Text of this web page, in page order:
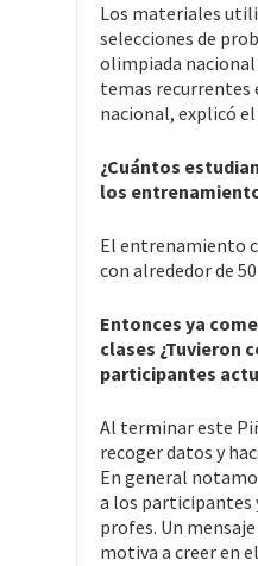
Los materiales
selecciones de
olimpiada nacional
temas recurrentes
nacional, explicó
¿Cuántos
los
El entrenamiento
con alrededor de
Entonces ya
clases ¿Tuvieron
participantes
Al terminar este
recoger datos y
En general
a los participantes
profes. Un
motiva a creer en